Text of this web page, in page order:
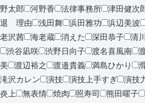
野太郎
河野香 法律事務所 津田健次
退 理由
浅田舞 浜田雅功 浜辺美波
老沢茜
海老蔵 消えた 深田恭子 清
渋谷凪咲
渋野日向子 渡名喜風南
美
渡辺裕之 渡邉貴義 満島ひかり
滝沢カレン
演技 演技上手すぎ 演技
炎上
無表情 焼肉 照寿司 熊田曜子